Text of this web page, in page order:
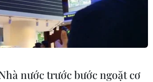
nước trước bước ngoặt cơ